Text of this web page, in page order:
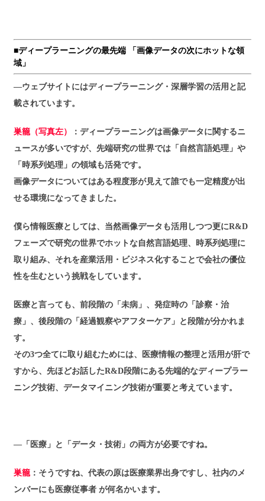
■ディープラーニングの最先端 「画像データの次にホットな領
域」
―ウェブサイトにはディープラーニング・深層学習の活用と記
載されています。
巣籠（写真左）
：ディープラーニングは画像データに関するニ
ュースが多いですが、先端研究の世界では「自然言語処理」や
「時系列処理」の領域も活発です。
画像データについてはある程度形が見えて誰でも一定精度が出
せる環境になってきました。
僕ら情報医療としては、当然画像データも活用しつつ更にR&D
フェーズで研究の世界でホットな自然言語処理、時系列処理に
取り組み、それを産業活用・ビジネス化することで会社の優位
性を生むという挑戦をしています。
医療と言っても、前段階の「未病」、発症時の「診察・治
療」、後段階の「経過観察やアフターケア」と段階が分かれま
す。
その3つ全てに取り組むためには、医療情報の整理と活用が肝で
すから、先ほどお話したR&D段階にある先端的なディープラー
ニング技術、データマイニング技術が重要と考えています。
―「医療」と「データ・技術」の両方が必要ですね。
巣籠 ：そうですね、代表の原は医療業界出身ですし、社内のメ
ンバーにも医療従事者 が何名かいます。